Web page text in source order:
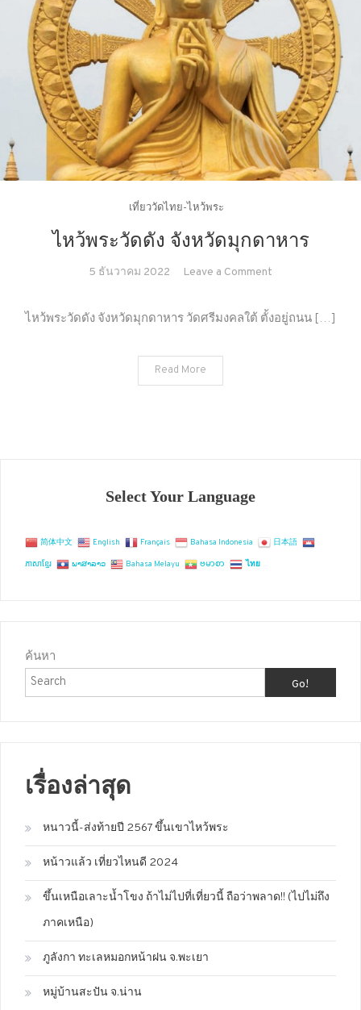
เที่ยววัดไทย-ไหว้พระ
ไหว้พระวัดดัง จังหวัดมุกดาหาร
5 ธันวาคม 2022 Leave a Comment
พระ
ไหว้พระวัดดัง จังหวัดมุกดาหาร วัดศรีมงคลใต้ ตั้งอยู่ถนน […]
Read More
Select Your Language
简体中文 English Français Bahasa Indonesia 日本語
ភាសាខ្មែរ ພາສາລາວ Bahasa Melayu ဗမာစာ ไทย
ค้นหา
Go!
เรื่องล่าสุด
หนาวนี้-ส่งท้ายปี 2567 ขึ้นเขาไหว้พระ
หน้าวแล้ว เที่ยวไหนดี 2024
ขึ้นเหนือเลาะน้ำโขง ถ้าไม่ไปที่เที่ยวนี้ ถือว่าพลาด!! (ไปไม่ถึง
ภาคเหนือ)
ภูลังกา ทะเลหมอกหน้าฝน จ.พะเยา
หมู่บ้านสะปัน จ.น่าน